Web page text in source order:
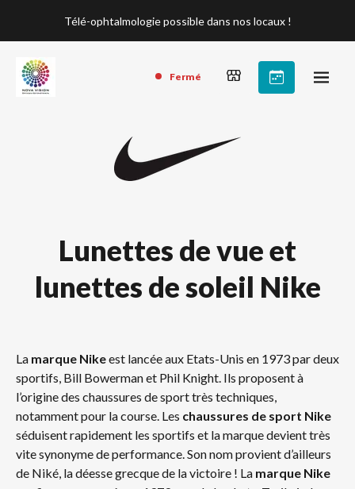
Télé-ophtalmologie possible dans nos locaux !
Fermé
Lunettes de vue et
lunettes de soleil Nike
La marque Nikeest lancée aux Etats-Unis en 1973 par deux
sportifs, Bill Bowerman et Phil Knight. Ils proposent à
l’origine des chaussures de sport très techniques,
notamment pour la course. Les chaussures de sport Nike
séduisent rapidement les sportifs et la marque devient très
vite synonyme de performance. Son nom provient d’ailleurs
de Niké, la déesse grecque de la victoire ! La marque Nike